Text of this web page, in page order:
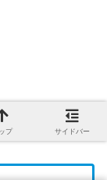
ンします。
プ サイドバー